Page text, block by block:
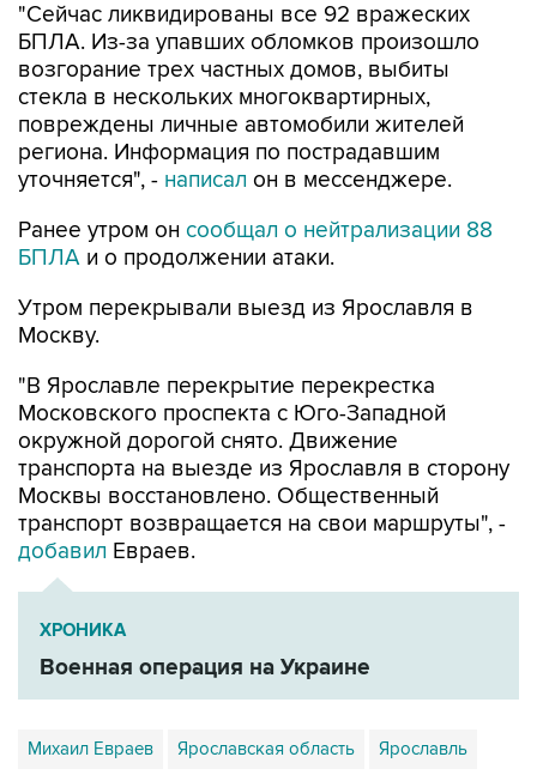
"Сейчас ликвидированы все 92 вражеских
БПЛА. Из-за упавших обломков произошло
возгорание трех частных домов, выбиты
стекла в нескольких многоквартирных,
повреждены личные автомобили жителей
региона. Информация по пострадавшим
уточняется", - написал он в мессенджере.
Ранее утром он сообщал о нейтрализации 88
БПЛА и о продолжении атаки.
Утром перекрывали выезд из Ярославля в
Москву.
"В Ярославле перекрытие перекрестка
Московского проспекта с Юго-Западной
окружной дорогой снято. Движение
транспорта на выезде из Ярославля в сторону
Москвы восстановлено. Общественный
транспорт возвращается на свои маршруты", -
добавил Евраев.
ХРОНИКА
Военная операция на Украине
Михаил Евраев Ярославская область Ярославль